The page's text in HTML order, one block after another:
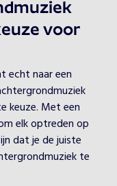
voor
echt naar een
keuze. Met een
elk optreden op
dat je de juiste
te